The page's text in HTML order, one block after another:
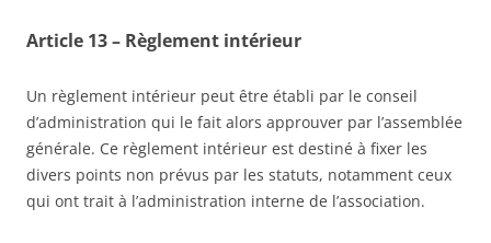
Article 13 – Règlement intérieur
Un règlement intérieur peut être établi par le conseil
d’administration qui le fait alors approuver par l’assemblée
générale. Ce règlement intérieur est destiné à fixer les
divers points non prévus par les statuts, notamment ceux
qui ont trait à l’administration interne de l’association.